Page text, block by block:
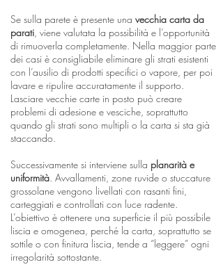
Se sulla parete è presente una vecchia carta da
parati, viene valutata la possibilità e l’opportunità
di rimuoverla completamente. Nella maggior parte
dei casi è consigliabile eliminare gli strati esistenti
con l’ausilio di prodotti specifici o vapore, per poi
lavare e ripulire accuratamente il supporto.
Lasciare vecchie carte in posto può creare
problemi di adesione e vesciche, soprattutto
quando gli strati sono multipli o la carta si sta già
staccando.
Successivamente si interviene sulla planarità e
uniformità. Avvallamenti, zone ruvide o stuccature
grossolane vengono livellati con rasanti fini,
carteggiati e controllati con luce radente.
L’obiettivo è ottenere una superficie il più possibile
liscia e omogenea, perché la carta, soprattutto se
sottile o con finitura liscia, tende a “leggere” ogni
irregolarità sottostante.